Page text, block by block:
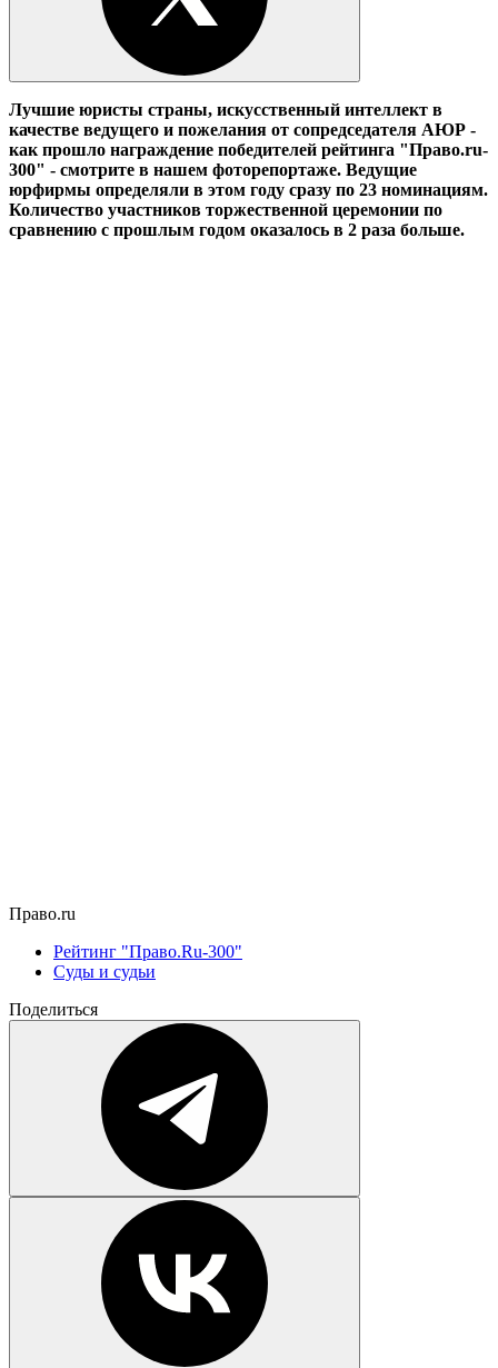
Лучшие юристы страны, искусственный интеллект в
качестве ведущего и пожелания от сопредседателя АЮР -
как прошло награждение победителей рейтинга "Право.ru-
300" - смотрите в нашем фоторепортаже. Ведущие
юрфирмы определяли в этом году сразу по 23 номинациям.
Количество участников торжественной церемонии по
сравнению с прошлым годом оказалось в 2 раза больше.
Право.ru
Рейтинг "Право.Ru-300"
Суды и судьи
Поделиться